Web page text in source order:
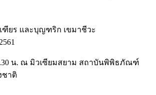
น. ณ มิวเซียมสยาม สถาบันพิพิธภัณฑ์
ชาติ